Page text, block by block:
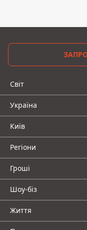
Світ
Україна
Київ
Регіони
Гроші
Шоу-біз
Життя